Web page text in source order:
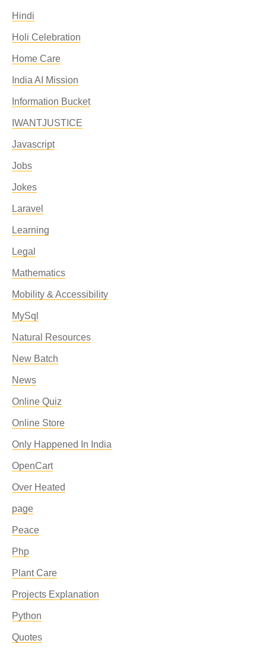
Hindi
Holi Celebration
Home Care
India AI Mission
Information Bucket
IWANTJUSTICE
Javascript
Jobs
Jokes
Laravel
Learning
Legal
Mathematics
Mobility & Accessibility
MySql
Natural Resources
New Batch
News
Online Quiz
Online Store
Only Happened In India
OpenCart
Over Heated
page
Peace
Php
Plant Care
Projects Explanation
Python
Quotes